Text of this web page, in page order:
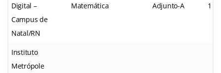
Digital –
Campus de
Natal/RN
Matemática Adjunto-A 1
Instituto
Metrópole